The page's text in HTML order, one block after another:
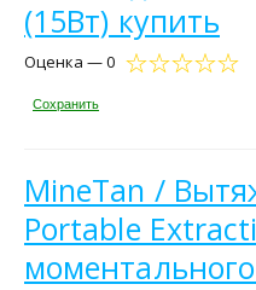
(15Вт) купить
Оценка — 0
Сохранить
MineTan /
Portable